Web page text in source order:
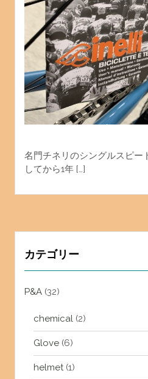
名門チネリのシングルスピー
してから1年 […]
カテゴリー
P&A(32)
chemical(2)
Glove(6)
helmet(1)